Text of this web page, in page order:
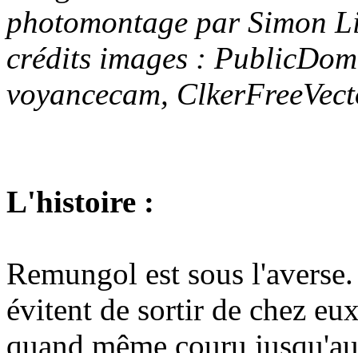
photomontage par Simon
crédits images :
voyancecam,
L'histoire :
Remungol est sous
évitent de sortir de chez
quand même couru